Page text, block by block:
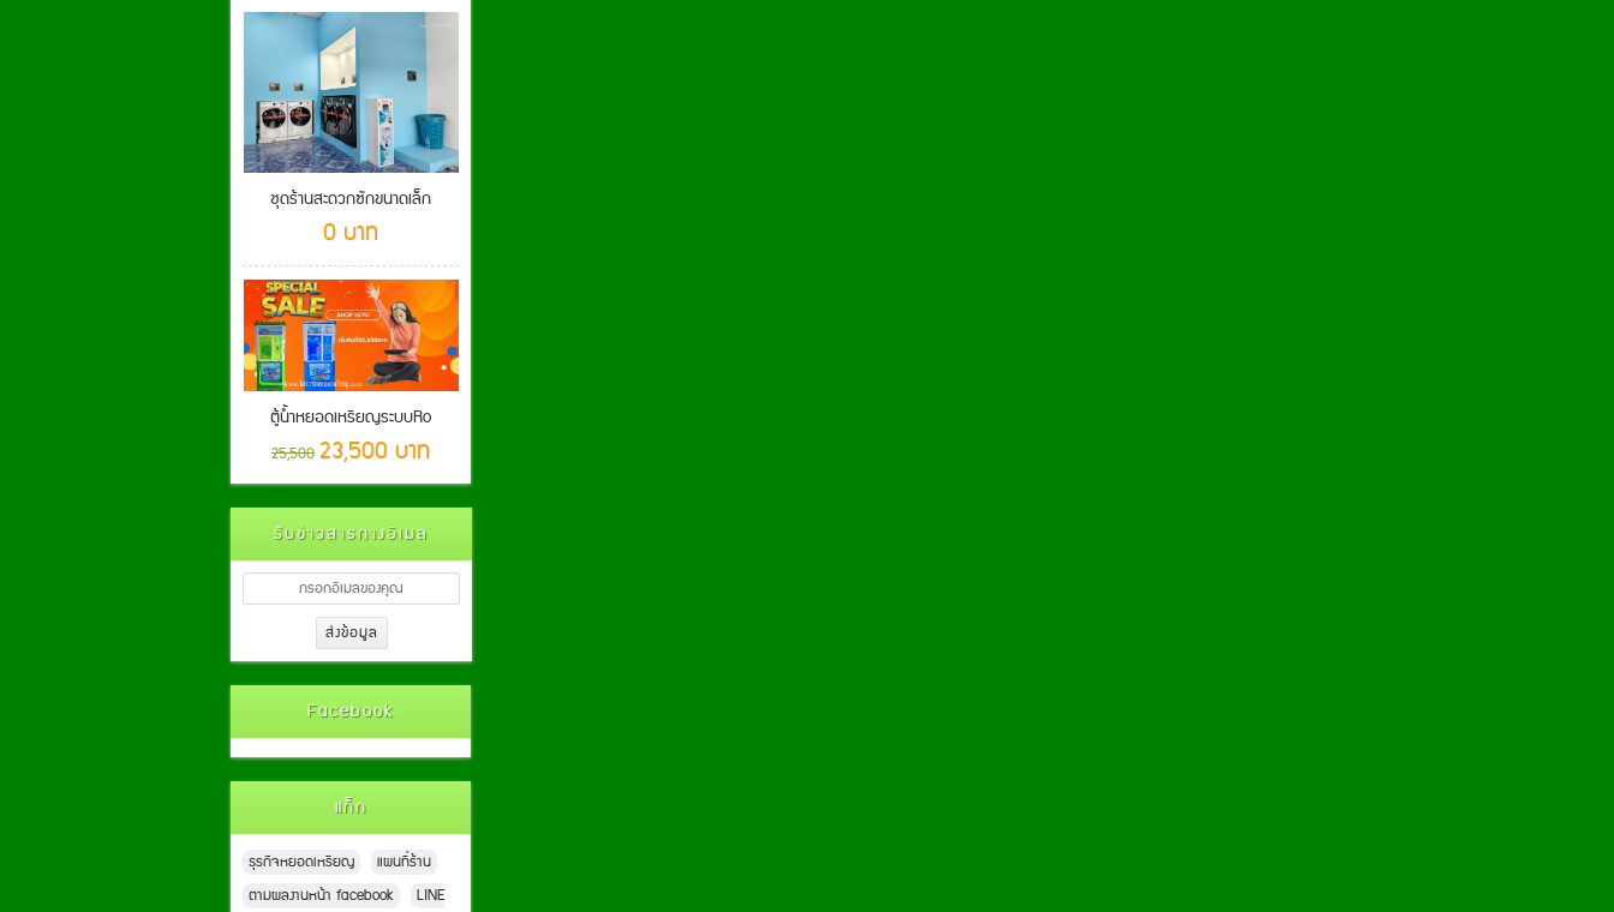
ชุดร้านสะดวกซักขนาดเล็ก
0 บาท
ตู้น้ำหยอดเหรียญระบบRo
25,500 23,500 บาท
รับข่าวสารทางอีเมล
Facebook
แท็ก
ธุรกิจหยอดเหรียญ
แผนที่ร้าน
ตามผลงานหน้า facebook
LINE